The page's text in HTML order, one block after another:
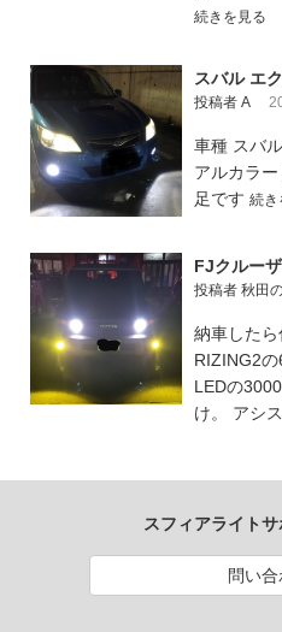
続きを見る
スバル エ
投稿者 A
車種 スバ
アルカラ
足です 続き
FJクルー
投稿者 秋田
納車した
RIZING2
LEDの
け。 アシ
スフィアライト
問い